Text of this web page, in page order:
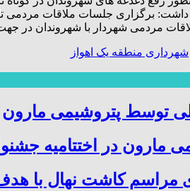
برگزاری جلسات ملاقات مردمی
شهردار با شهروندان در جهت رفع مشکلات و
شهرداری منطقه یک اهواز
توسط پتروشیمی مارون
مارون در اختتامیه
کاشت نهال با